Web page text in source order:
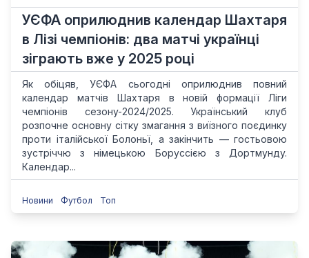
УЄФА оприлюднив календар Шахтаря
в Лізі чемпіонів: два матчі українці
зіграють вже у 2025 році
Як обіцяв, УЄФА сьогодні оприлюднив повний
календар матчів Шахтаря в новій формації Ліги
чемпіонів сезону-2024/2025. Український клуб
розпочне основну сітку змагання з виїзного поєдинку
проти італійської Болоньї, а закінчить — гостьовою
зустріччю з німецькою Боруссією з Дортмунду.
Календар...
Новини Футбол Топ